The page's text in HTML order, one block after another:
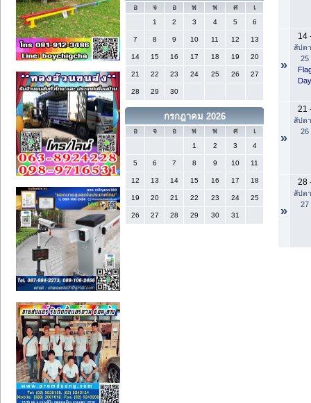
อ จ อ พ พ ศ
เ
1
2 3 4 5 6
7 8 9 10 11 12 13
14 15 16 17 18 19 20
21 22 23 24 25 26 27
28 29 30
กรกฎาคม 2026
อ จ อ พ พ ศ
เ
1
2 3 4
5 6 7 8 9 10 11
12 13 14 15 16 17 18
19 20 21 22 23 24 25
26 27 28 29 30 31
»
14
สัปด
25
Day
»
21
สัปด
26
»
28
สัปด
27